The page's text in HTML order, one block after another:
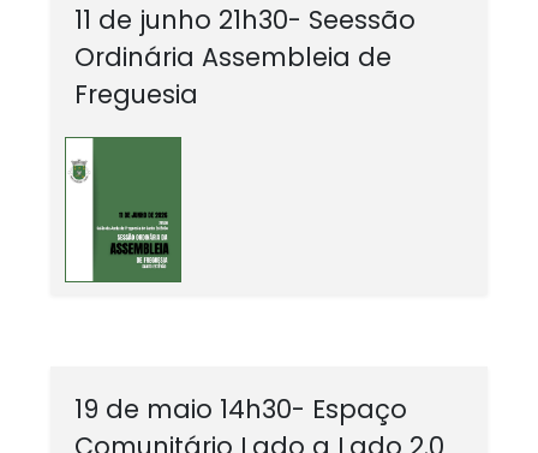
11 de junho 21h30- Seessão
Ordinária Assembleia de
Freguesia
19 de maio 14h30- Espaço